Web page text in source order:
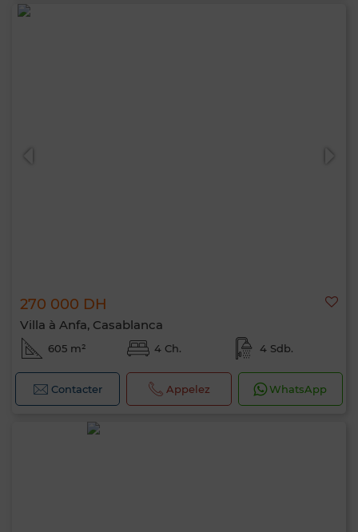
270 000 DH
Villa à Anfa, Casablanca
605 m² 4 Ch. 4 Sdb.
Contacter Appelez WhatsApp